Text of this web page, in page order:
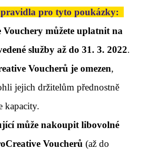
pro tyto poukázky:
Vouchery můžete uplatnit na
služby až do 31. 3. 2022.
Voucherů je omezen,
jejich držitelům přednostně
kapacity.
může nakoupit libovolné
Voucherů (až do